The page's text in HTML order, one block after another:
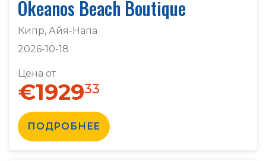
Okeanos Beach Boutique
Кипр, Айя-Напа
2026-10-18
Цена от
€192933
ПОДРОБНЕЕ